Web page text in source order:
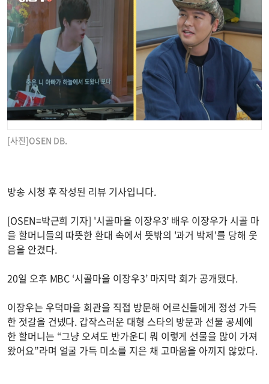
[사진]OSEN DB.
방송 시청 후 작성된 리뷰 기사입니다.
[OSEN=박근희 기자] '시골마을 이장우3’ 배우 이장우가 시골 마
을 할머니들의 따뜻한 환대 속에서 뜻밖의 '과거 박제'를 당해 웃
음을 안겼다.
20일 오후 MBC ‘시골마을 이장우3’ 마지막 회가 공개됐다.
이장우는 우덕마을 회관을 직접 방문해 어르신들에게 정성 가득
한 젓갈을 건넸다. 갑작스러운 대형 스타의 방문과 선물 공세에
한 할머니는 “그냥 오셔도 반가운디 뭐 이렇게 선물을 많이 가져
왔어요”라며 얼굴 가득 미소를 지은 채 고마움을 아끼지 않았다.